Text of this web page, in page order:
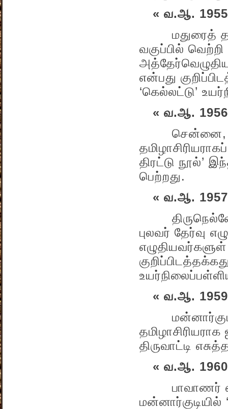
« வ.ஆ. 1955
மதுரைத்
வகுப்பில்
என்பது
‘கெல்லட்டு’
« வ.ஆ. 1956
சென்னை,
திரட்டு நூல்’
பெற்றது.
« வ.ஆ. 1957
புலவர் தேர்வு
« வ.ஆ. 1959
மன்னார்குடி
திருவாட்டி
« வ.ஆ. 1960
பாவாணர்